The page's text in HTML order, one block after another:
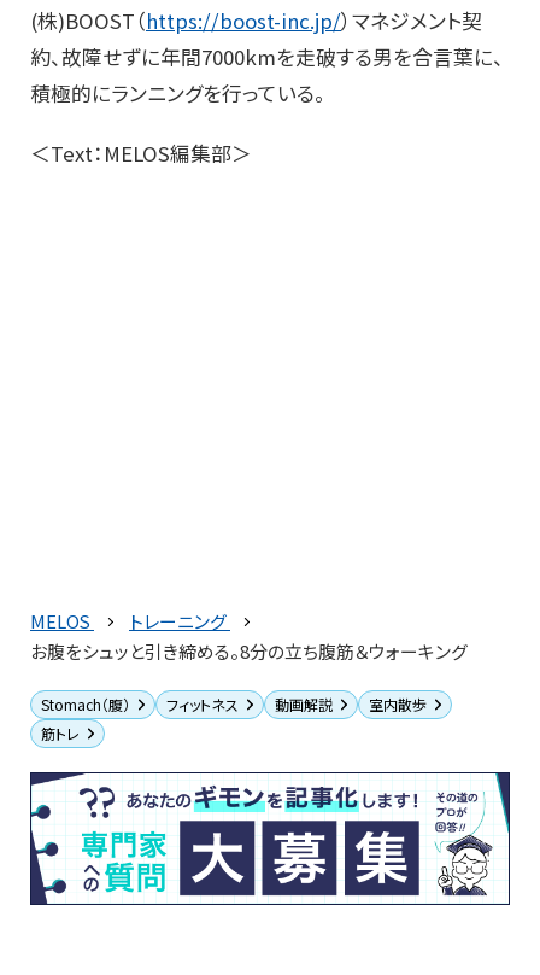
(株)BOOST（https://boost-inc.jp/）マネジメント契
約、故障せずに年間7000kmを走破する男を合言葉に、
積極的にランニングを行っている。
＜Text：MELOS編集部＞
MELOS
トレーニング
お腹をシュッと引き締める。8分の立ち腹筋＆ウォーキング
Stomach（腹） フィットネス 動画解説
室内散歩
筋トレ